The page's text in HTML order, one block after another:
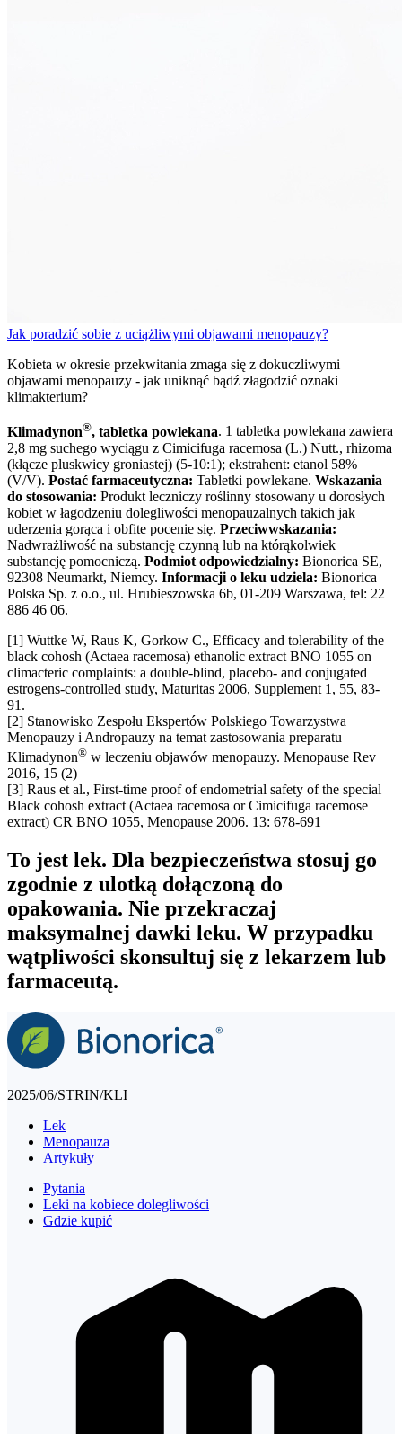
Jak poradzić sobie z uciążliwymi objawami menopauzy?
Kobieta w okresie przekwitania zmaga się z dokuczliwymi
objawami menopauzy - jak uniknąć bądź złagodzić oznaki
klimakterium?
Klimadynon®, tabletka powlekana. 1 tabletka powlekana zawiera
2,8 mg suchego wyciągu z Cimicifuga racemosa (L.) Nutt., rhizoma
(kłącze pluskwicy groniastej) (5-10:1); ekstrahent: etanol 58%
(V/V). Postać farmaceutyczna: Tabletki powlekane. Wskazania
do stosowania: Produkt leczniczy roślinny stosowany u dorosłych
kobiet w łagodzeniu dolegliwości menopauzalnych takich jak
uderzenia gorąca i obfite pocenie się. Przeciwwskazania:
Nadwrażliwość na substancję czynną lub na którąkolwiek
substancję pomocniczą. Podmiot odpowiedzialny: Bionorica SE,
92308 Neumarkt, Niemcy. Informacji o leku udziela: Bionorica
Polska Sp. z o.o., ul. Hrubieszowska 6b, 01-209 Warszawa, tel: 22
886 46 06.
[1] Wuttke W, Raus K, Gorkow C., Efficacy and tolerability of the
black cohosh (Actaea racemosa) ethanolic extract BNO 1055 on
climacteric complaints: a double-blind, placebo- and conjugated
estrogens-controlled study, Maturitas 2006, Supplement 1, 55, 83-
91.
[2] Stanowisko Zespołu Ekspertów Polskiego Towarzystwa
Menopauzy i Andropauzy na temat zastosowania preparatu
Klimadynon® w leczeniu objawów menopauzy. Menopause Rev
2016, 15 (2)
[3] Raus et al., First-time proof of endometrial safety of the special
Black cohosh extract (Actaea racemosa or Cimicifuga racemose
extract) CR BNO 1055, Menopause 2006. 13: 678-691
To jest lek. Dla bezpieczeństwa stosuj go
zgodnie z ulotką dołączoną do
opakowania. Nie przekraczaj
maksymalnej dawki leku. W przypadku
wątpliwości skonsultuj się z lekarzem lub
farmaceutą.
2025/06/STRIN/KLI
Lek
Menopauza
Artykuły
Pytania
Leki na kobiece dolegliwości
Gdzie kupić